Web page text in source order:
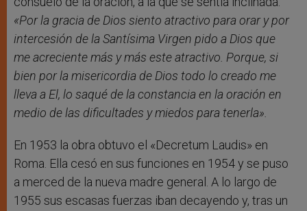
«Por la gracia de Dios siento atractivo para orar y por
intercesión de la Santísima Virgen pido a Dios que
me acreciente más y más este atractivo. Porque, si
bien por la misericordia de Dios todo lo creado me
lleva a El, lo saqué de la constancia en la oración en
medio de las dificultades y miedos para tenerla».
En 1953 la obra obtuvo el «Decretum Laudis» en
Roma. Ella cesó en sus funciones en 1954 y se puso
a merced de la nueva madre general. A lo largo de
1955 sus escasas fuerzas iban decayendo y, tras un